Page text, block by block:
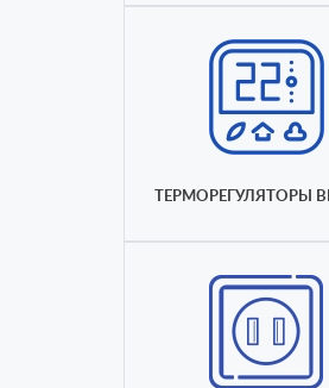
ТЕРМОРЕГУЛЯТОРЫ